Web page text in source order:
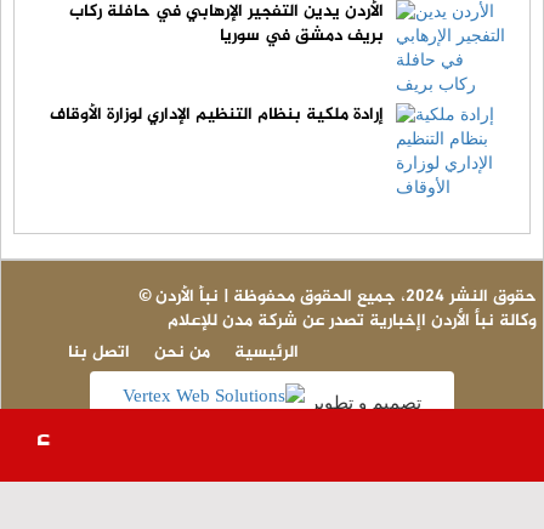
الأردن يدين التفجير الإرهابي في حافلة ركاب
بريف دمشق في سوريا
إرادة ملكية بنظام التنظيم الإداري لوزارة الأوقاف
© حقوق النشر 2024، جميع الحقوق محفوظة | نبأ الأردن
وكالة نبأ الأردن اإخبارية تصدر عن شركة مدن للإعلام
اتصل بنا
من نحن الرئيسية
تصميم و تطوير